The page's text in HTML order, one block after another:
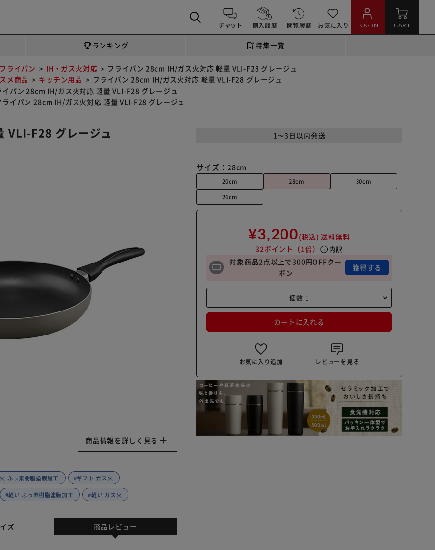
チャット 購入履歴 閲覧履歴 お気に入り LOG IN CART
ランキング 特集一覧
ライパン IH・ガス火対応
フライパン 28cm IH/ガス火対応 軽量 VLI-F28 グレージュ
メ商品 キッチン用品
フライパン 28cm IH/ガス火対応 軽量 VLI-F28 グレージュ
イパン 28cm IH/ガス火対応 軽量 VLI-F28 グレージュ
ライパン 28cm IH/ガス火対応 軽量 VLI-F28 グレージュ
VLI-F28 グレージュ
商品情報を詳しく見る
ふっ素樹脂塗膜加工 #ギフト ガス火
#軽い ふっ素樹脂塗膜加工 #軽い ガス火
1～3日以内発送
サイズ： 28cm
20cm 28cm
30cm
26cm
¥3,200(税込) 送料無料
32ポイント （1倍） info 内訳
対象商品2点以上で300円OFFクー
ポン
獲得する
カートに入れる
お気に入り追加 レビューを見る
ズ 商品レビュー